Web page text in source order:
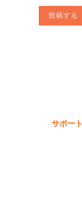
投稿する
サポート